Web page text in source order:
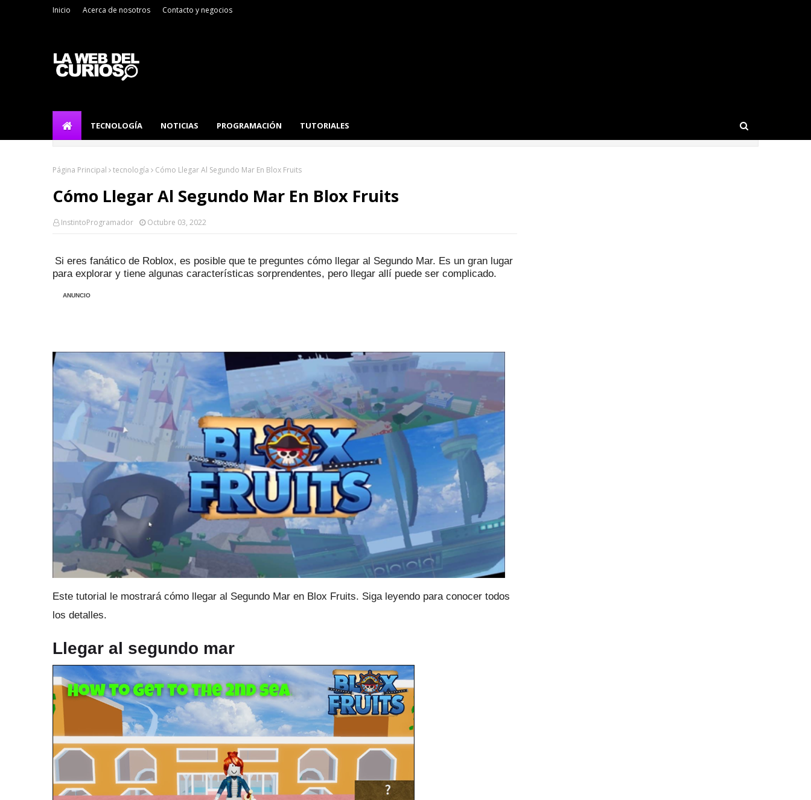
Inicio Acerca de nosotros Contacto y negocios
TECNOLOGÍA NOTICIAS PROGRAMACIÓN TUTORIALES
Página Principal tecnología Cómo Llegar Al Segundo Mar En Blox Fruits
Cómo Llegar Al Segundo Mar En Blox Fruits
InstintoProgramador Octubre 03, 2022
Si eres fanático de Roblox, es posible que te preguntes cómo llegar al Segundo Mar. Es un gran lugar
para explorar y tiene algunas características sorprendentes, pero llegar allí puede ser complicado.
ANUNCIO
Este tutorial le mostrará cómo llegar al Segundo Mar en Blox Fruits. Siga leyendo para conocer todos
los detalles.
Llegar al segundo mar